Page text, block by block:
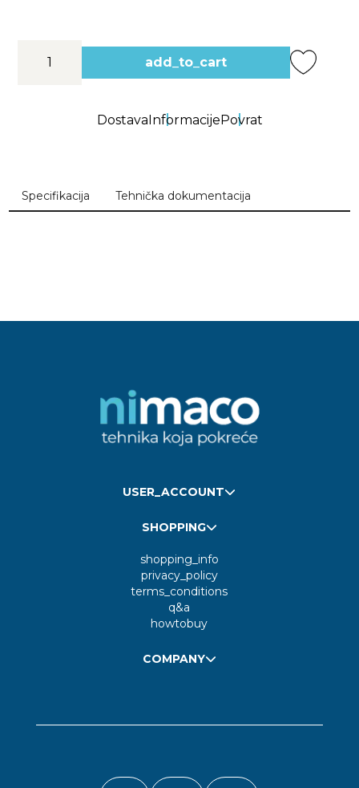
add_to_cart
DostavaInformacijePovrat
Specifikacija Tehnička dokumentacija
USER_ACCOUNT
SHOPPING
shopping_info
privacy_policy
terms_conditions
q&a
howtobuy
COMPANY